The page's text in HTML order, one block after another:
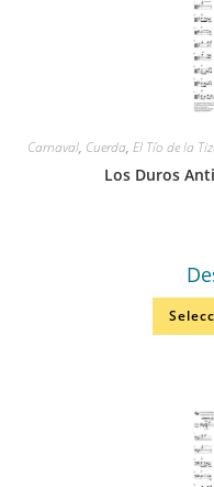
Carnaval, Cuerda, El Tío de la
Los Duros